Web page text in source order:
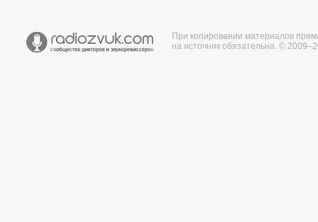
При копировании материалов
на источник обязательна. ©